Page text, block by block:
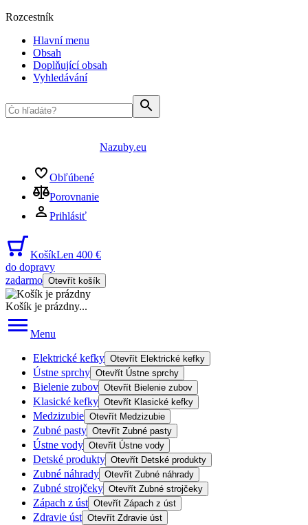
Rozcestník
Hlavní menu
Obsah
Doplňující obsah
Vyhledávání
Nazuby.eu
Obľúbené
Porovnanie
Prihlásiť
KošíkLen 400 €
do dopravy
zadarmo Otevřít košík
Košík je prázdny...
Menu
Elektrické kefky Otevřít Elektrické kefky
Ústne sprchy Otevřít Ústne sprchy
Bielenie zubov Otevřít Bielenie zubov
Klasické kefky Otevřít Klasické kefky
Medzizubie Otevřít Medzizubie
Zubné pasty Otevřít Zubné pasty
Ústne vody Otevřít Ústne vody
Detské produkty Otevřít Detské produkty
Zubné náhrady Otevřít Zubné náhrady
Zubné strojčeky Otevřít Zubné strojčeky
Zápach z úst Otevřít Zápach z úst
Zdravie úst Otevřít Zdravie úst